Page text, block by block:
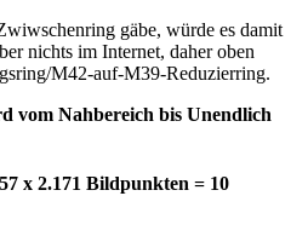
gäbe, würde es damit
nichts im Internet, daher oben
M42-auf-M39-Reduzierring.
vom Nahbereich bis Unendlich
x 2.171 Bildpunkten = 10